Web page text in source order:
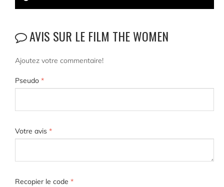
AVIS SUR LE FILM THE WOMEN
Ajoutez votre commentaire!
Pseudo *
Votre avis *
Recopier le code *